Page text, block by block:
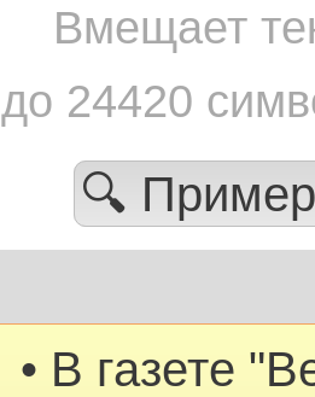
Вмещает
до 24420
🔍
• В газете